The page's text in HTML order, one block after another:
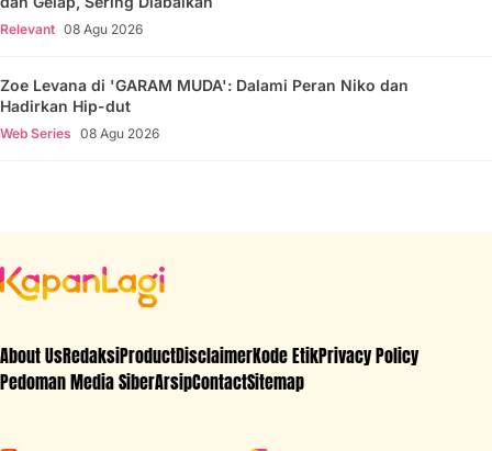
Relevant 08 Agu 2026
Zoe Levana di 'GARAM MUDA': Dalami Peran Niko dan
Hadirkan Hip-dut
Web Series 08 Agu 2026
About UsRedaksiProductDisclaimerKode EtikPrivacy Policy
Pedoman Media SiberArsipContactSitemap